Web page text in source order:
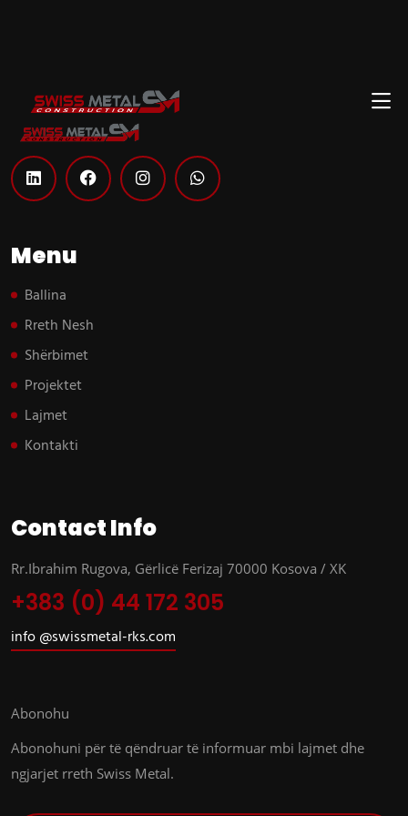
Menu
Ballina
Rreth Nesh
Shërbimet
Projektet
Lajmet
Kontakti
Contact Info
Rr.Ibrahim Rugova, Gërlicë Ferizaj 70000 Kosova / XK
+383 (0) 44 172 305
info @swissmetal-rks.com
Abonohu
Abonohuni për të qëndruar të informuar mbi lajmet dhe
ngjarjet rreth Swiss Metal.